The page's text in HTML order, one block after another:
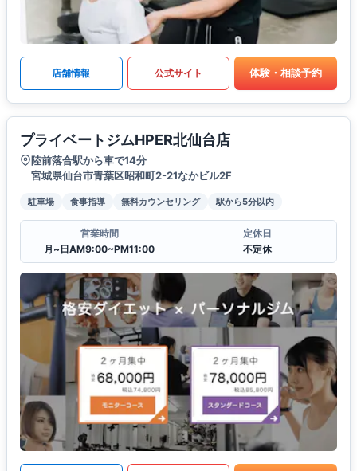
店舗情報 公式サイト 体験・相談予約
プライベートジムHPER北仙台店
陸前落合駅から車で14分
宮城県仙台市青葉区昭和町2-21なかビル2F
駐車場 食事指導 無料カウンセリング 駅から5分以内
営業時間
月~日AM9:00~PM11:00
定休日
不定休